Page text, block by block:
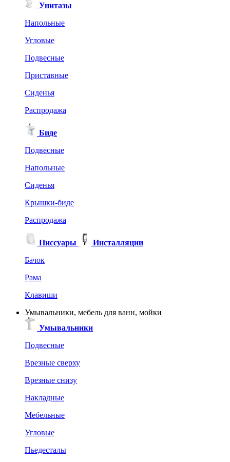
Унитазы
Напольные
Угловые
Подвесные
Приставные
Сиденья
Распродажа
Биде
Подвесные
Напольные
Сиденья
Крышки-биде
Распродажа
Писсуары
Инсталляции
Бачок
Рама
Клавиши
Умывальники, мебель для ванн, мойки
Умывальники
Подвесные
Врезные сверху
Врезные снизу
Накладные
Мебельные
Угловые
Пьедесталы